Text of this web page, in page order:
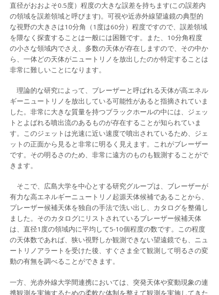
直径がおおよそ0.5度）程度の大きな誤差を持ちます(この誤差内
の領域を誤差領域と呼びます)。可視や近赤外線望遠鏡の典型的
な視野の大きさは10分角（1度は60分）程度ですので、誤差領域
を隈なく探査することは一般には困難です。また、10分角程度
の小さな領域内でさえ、多数の天体が存在しますので、その中か
ら、一体どの天体がニュートリノを放出したのか特定することは
非常に難しいことになります。
理論的な研究によって、ブレーザーと呼ばれる天体が高エネル
ギーニュートリノを放出している可能性があると指摘されていま
した。非常に大きな質量を持つブラックホールの中には、ジェッ
トとよばれる噴出流のあるものが存在することが知られていま
す。このジェットは光速に近い速度で噴出されているため、ジェ
ットの正面から見ると非常に明るく見えます。これがブレーザー
です。その明るさのため、非常に遠方のものも観測することがで
きます。
そこで、広島大学を中心とする研究グループは、ブレーザーが
有力な高エネルギーニュートリノ起源天体候補であることから、
プレーザー候補天体を独自の手法で洗い出し、カタログを整備し
ました。そのカタログにリストされているブレーザー候補天体
は、直径1度の領域内に平均して5-10個程度の数です。この程度
の天体数であれば、狭い視野しか観測できない望遠鏡でも、ニュ
ートリノアラートを受けた後、すぐさま全て観測して明るさの変
動の有無を調べることができます。
一方、光赤外線大学間連携においては、突発天体や変動現象の連
携観測を実施するための柔軟な体制を整えて観測を実施してきた